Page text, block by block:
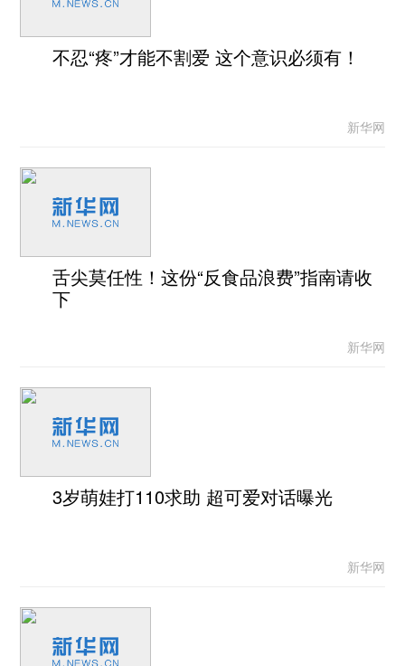
不忍“疼”才能不割爱 这个意识必须有！
新华网
舌尖莫任性！这份“反食品浪费”指南请收
下
新华网
3岁萌娃打110求助 超可爱对话曝光
新华网